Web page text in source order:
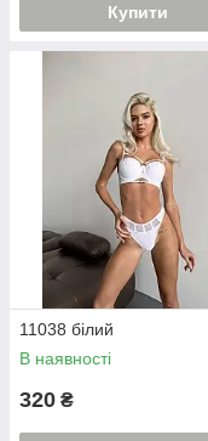
Купити
11038 білий
В наявності
320 ₴